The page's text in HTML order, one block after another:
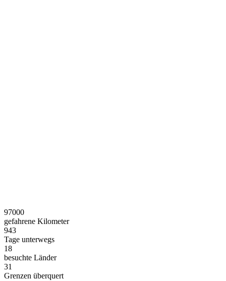
97000
gefahrene Kilometer
943
Tage unterwegs
18
besuchte Länder
31
Grenzen überquert